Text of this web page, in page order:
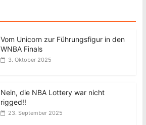
Vom Unicorn zur Führungsfigur in den
WNBA Finals
3. Oktober 2025
Nein, die NBA Lottery war nicht
rigged!!
23. September 2025